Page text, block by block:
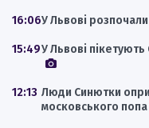
16:06У Львові розпочали
15:49У Львові
12:13 Люди Синютки
московського попа